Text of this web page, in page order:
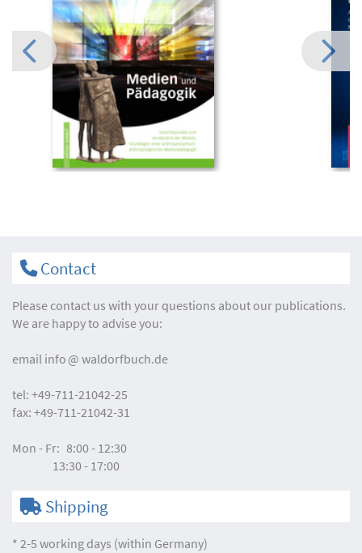
Contact
Please contact us with your questions about our publications.
We are happy to advise you:
email info waldorfbuch.de
tel: +49-711-21042-25
fax: +49-711-21042-31
Mon - Fr: 8:00 - 12:30
13:30 - 17:00
Shipping
* 2-5 working days (within Germany)